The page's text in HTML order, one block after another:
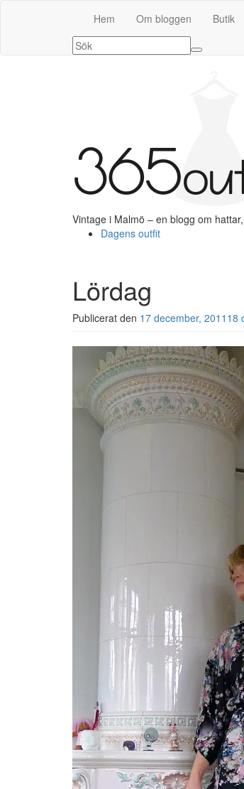
Hem Om bloggen Butik
Vintage i Malmö – en blogg om
Dagens outfit
Lördag
Publicerat den 17 december, 2011 18